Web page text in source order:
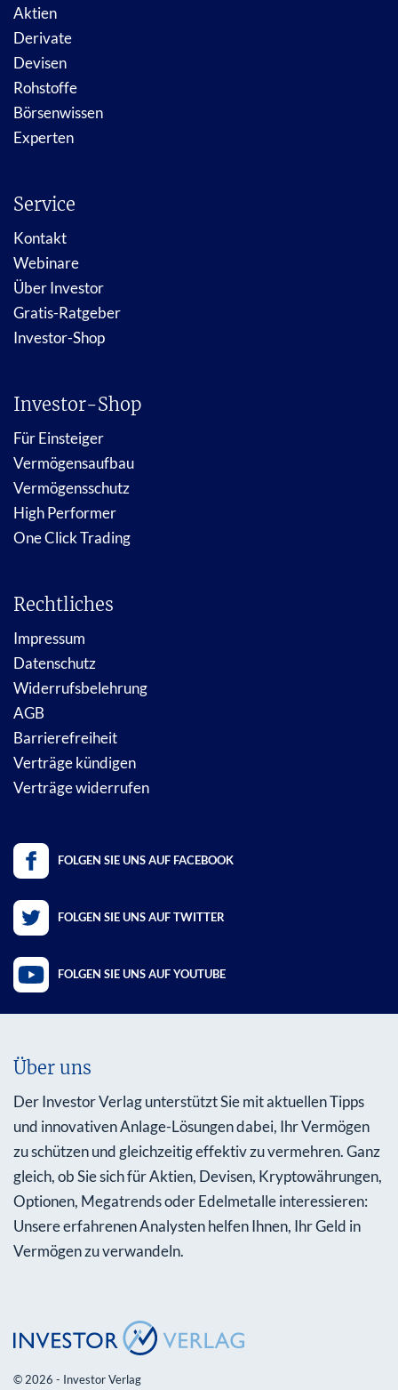
Aktien
Derivate
Devisen
Rohstoffe
Börsenwissen
Experten
Service
Kontakt
Webinare
Über Investor
Gratis-Ratgeber
Investor-Shop
Investor-Shop
Für Einsteiger
Vermögensaufbau
Vermögensschutz
High Performer
One Click Trading
Rechtliches
Impressum
Datenschutz
Widerrufsbelehrung
AGB
Barrierefreiheit
Verträge kündigen
Verträge widerrufen
FOLGEN SIE UNS AUF FACEBOOK
FOLGEN SIE UNS AUF TWITTER
FOLGEN SIE UNS AUF YOUTUBE
Über uns
Der Investor Verlag unterstützt Sie mit aktuellen Tipps
und innovativen Anlage-Lösungen dabei, Ihr Vermögen
zu schützen und gleichzeitig effektiv zu vermehren. Ganz
gleich, ob Sie sich für Aktien, Devisen, Kryptowährungen,
Optionen, Megatrends oder Edelmetalle interessieren:
Unsere erfahrenen Analysten helfen Ihnen, Ihr Geld in
Vermögen zu verwandeln.
© 2026 - Investor Verlag